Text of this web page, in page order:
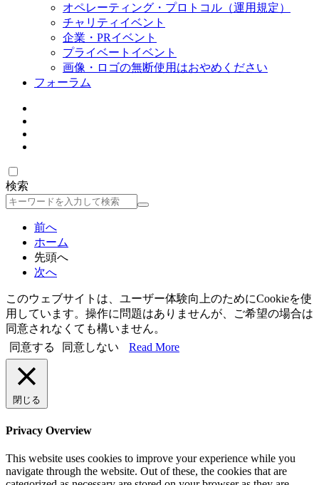
オペレーティング・プロトコル（運用規定）
チャリティイベント
企業・PRイベント
プライベートイベント
画像・ロゴの無断使用はおやめください
フォーラム
検索
検
前へ
ホーム
先頭へ
次へ
このウェブサイトは、ユーザー体験向上のためにCookieを使
用しています。操作に問題はありませんが、ご希望の場合は
同意されなくても構いません。
同意する
同意しない Read More
閉じる
Privacy Overview
This website uses cookies to improve your experience while you
navigate through the website. Out of these, the cookies that are